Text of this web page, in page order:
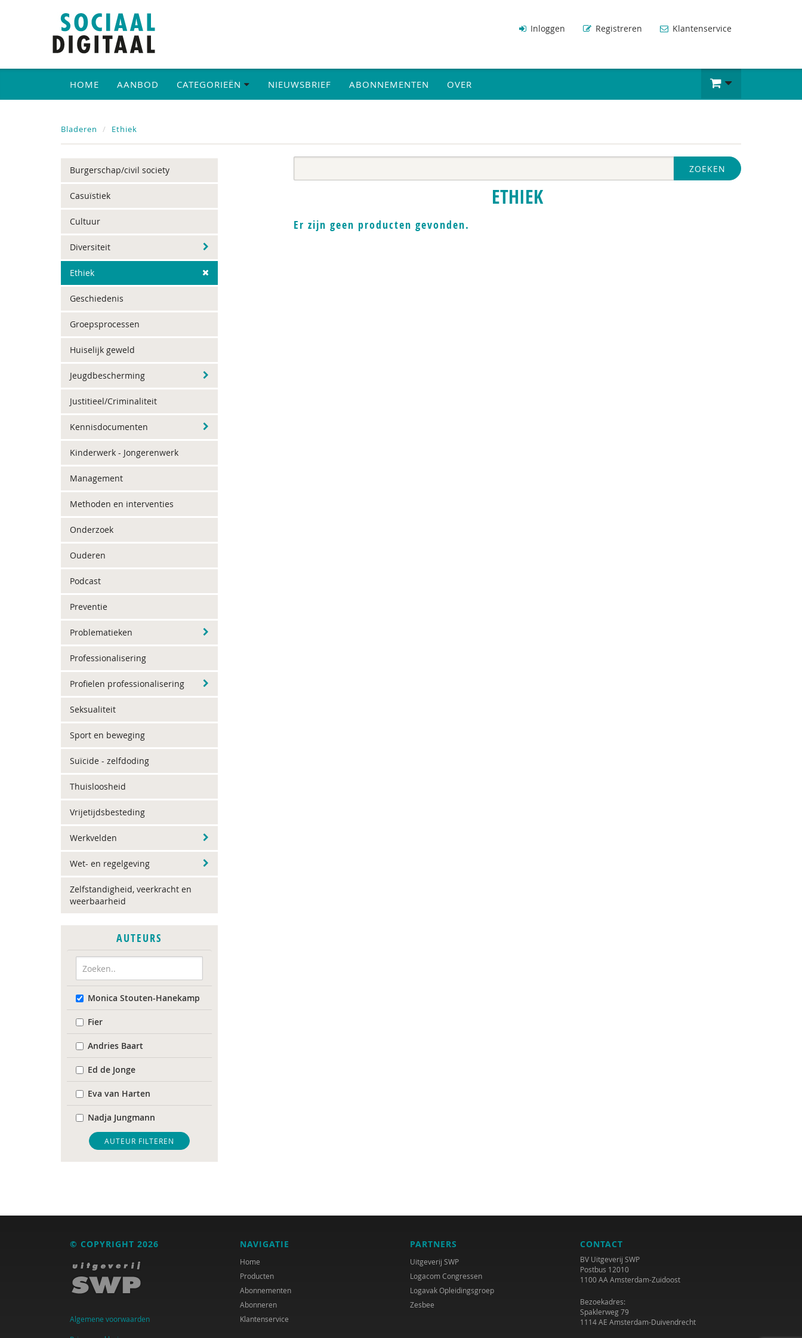
Inloggen Registreren Klantenservice
HOME AANBOD CATEGORIEËN NIEUWSBRIEF ABONNEMENTEN OVER
Bladeren Ethiek
Burgerschap/civil society
Casuïstiek
Cultuur
Diversiteit
Ethiek
Geschiedenis
Groepsprocessen
Huiselijk geweld
Jeugdbescherming
Justitieel/Criminaliteit
Kennisdocumenten
Kinderwerk - Jongerenwerk
Management
Methoden en interventies
Onderzoek
Ouderen
Podcast
Preventie
Problematieken
Professionalisering
Profielen professionalisering
Seksualiteit
Sport en beweging
Suïcide - zelfdoding
Thuisloosheid
Vrijetijdsbesteding
Werkvelden
Wet- en regelgeving
Zelfstandigheid, veerkracht en
weerbaarheid
AUTEURS
Monica Stouten-Hanekamp
Fier
Andries Baart
Ed de Jonge
Eva van Harten
Nadja Jungmann
Mariël Kanne
Anne-Ruth van Leeuwen
AUTEUR FILTEREN
ZOEKEN
ETHIEK
Er zijn geen producten gevonden.
© COPYRIGHT 2026
Algemene voorwaarden
NAVIGATIE
Home
Producten
Abonnementen
Abonneren
Klantenservice
PARTNERS
Uitgeverij SWP
Logacom Congressen
Logavak Opleidingsgroep
Zesbee
CONTACT
BV Uitgeverij SWP
Postbus 12010
1100 AA Amsterdam-Zuidoost
Bezoekadres:
Spaklerweg 79
1114 AE Amsterdam-Duivendrecht